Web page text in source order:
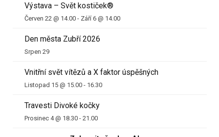
Výstava – Svět kostiček®
Červen 22 @ 14.00 - Září 6 @ 14.00
Den města Zubří 2026
Srpen 29
Vnitřní svět vítězů a X faktor úspěšných
Listopad 15 @ 15.00 - 16.30
Travesti Divoké kočky
Prosinec 4 @ 18.30 - 21.00